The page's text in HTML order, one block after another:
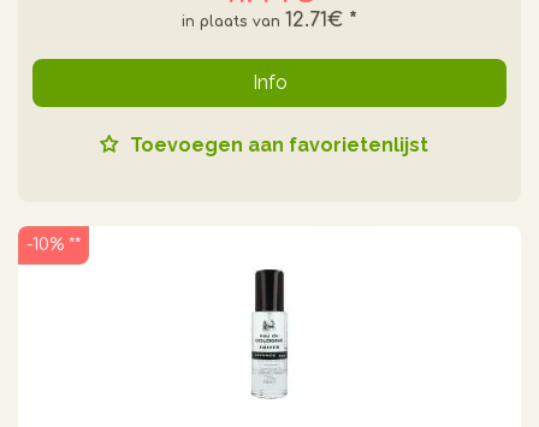
12.71€ *
Info
Toevoegen aan favorietenlijst
-10% **